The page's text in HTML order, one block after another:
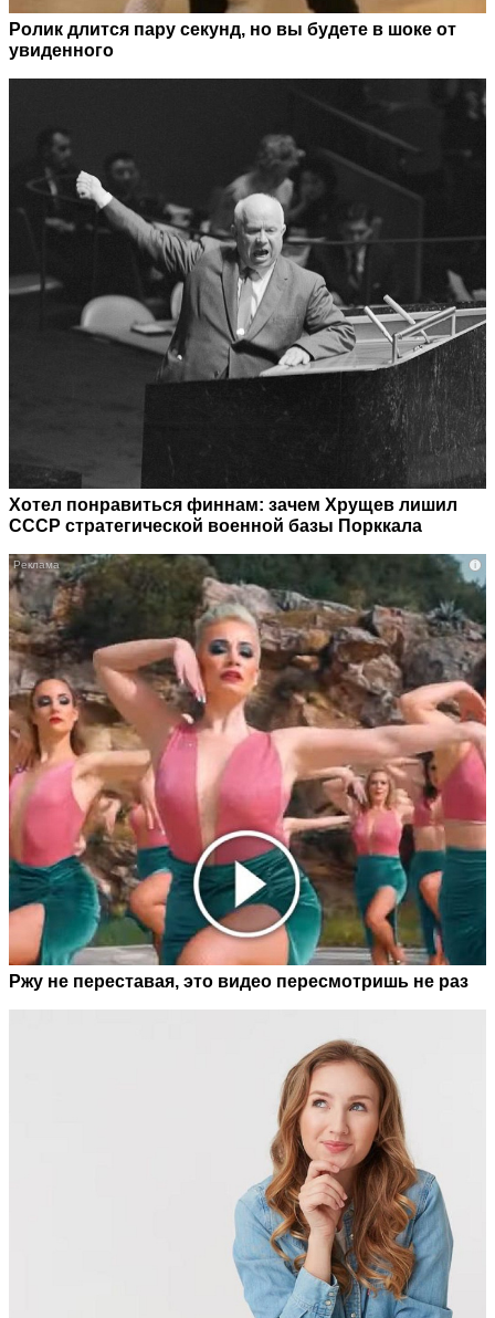
Ролик длится пару секунд, но вы будете в шоке от
увиденного
Хотел понравиться финнам: зачем Хрущев лишил
СССР стратегической военной базы Порккала
i
Ржу не переставая, это видео пересмотришь не раз